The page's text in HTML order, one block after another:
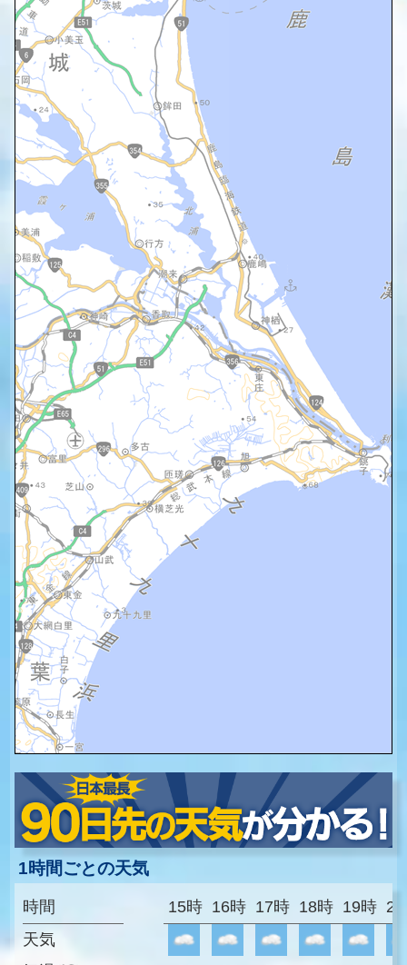
1時間ごとの天気
時間
天気
15時 16時 17時 18時 19時